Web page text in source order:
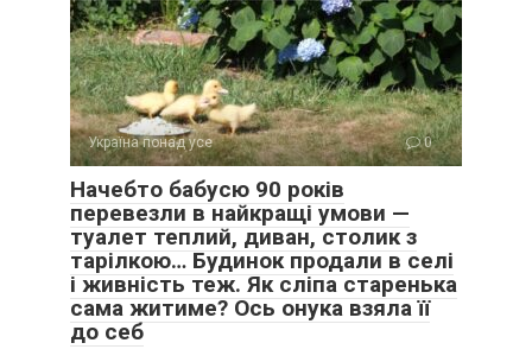
Україна понад усе 0
Начебто бабусю 90 років
перевезли в найкращі умови —
туалет теплий, диван, столик з
тарілкою… Будинок продали в селі
і живність теж. Як сліпа старенька
сама житиме? Ось онука взяла її
до себ